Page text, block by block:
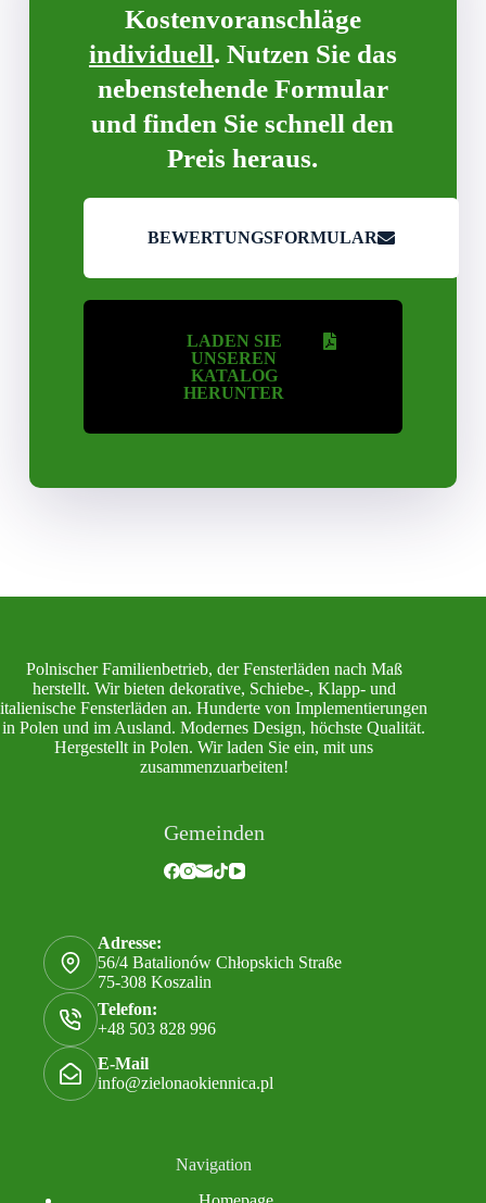
Kostenvoranschläge
individuell. Nutzen Sie das
nebenstehende Formular
und finden Sie schnell den
Preis heraus.
BEWERTUNGSFORMULAR
LADEN SIE
UNSEREN
KATALOG
HERUNTER
Polnischer Familienbetrieb, der Fensterläden nach Maß
herstellt. Wir bieten dekorative, Schiebe-, Klapp- und
italienische Fensterläden an. Hunderte von Implementierungen
in Polen und im Ausland. Modernes Design, höchste Qualität.
Hergestellt in Polen. Wir laden Sie ein, mit uns
zusammenzuarbeiten!
Gemeinden
Adresse:
56/4 Batalionów Chłopskich Straße
75-308 Koszalin
Telefon:
+48 503 828 996
E-Mail
info@zielonaokiennica.pl
Navigation